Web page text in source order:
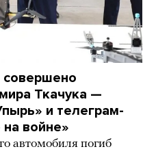
совершено
Ткачука —
и телеграм-
войне»
автомобиля погиб